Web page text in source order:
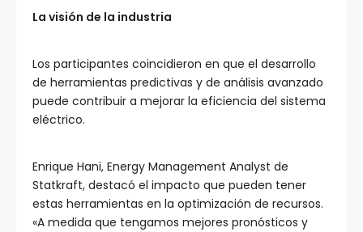
La visión de la industria
Los participantes coincidieron en que el desarrollo
de herramientas predictivas y de análisis avanzado
puede contribuir a mejorar la eficiencia del sistema
eléctrico.
Enrique Hani, Energy Management Analyst de
Statkraft, destacó el impacto que pueden tener
estas herramientas en la optimización de recursos.
«A medida que tengamos mejores pronósticos y